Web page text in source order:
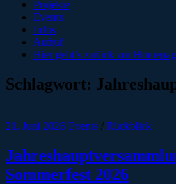
Projekte
Events
Infos
Aufruf
Hier geht’s zurück zur
Schlagwort:
21. Juni 2026 Events / Rückblick
Sommerfest 2026